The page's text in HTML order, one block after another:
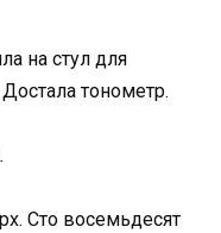
на стул для
тонометр.
Сто восемьдесят